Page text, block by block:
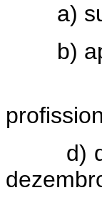
a)
b)
c)
d)